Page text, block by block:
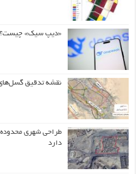
«دیپ سیک» چیست؟
نقشه تدقیق
دارد